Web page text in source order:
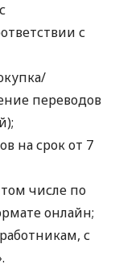
с
переводов
на срок от 7
числе по
онлайн;
с